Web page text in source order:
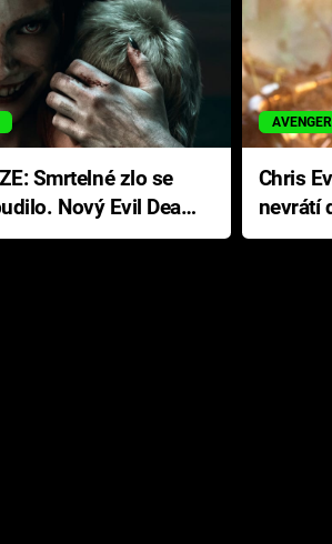
Nový Evil Dead
neodolatelnou
Chris
nevrátí